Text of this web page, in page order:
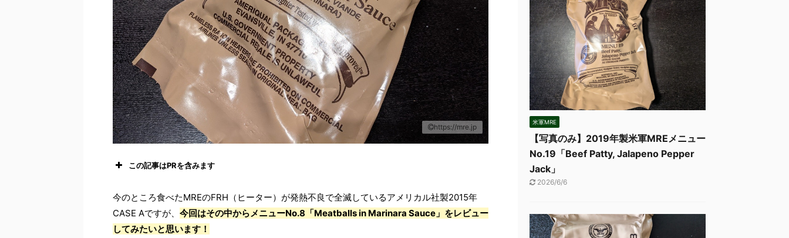
https://mre.jp
この記事はPRを含みます
今のところ食べたMREのFRH（ヒーター）が発熱不良で全滅しているアメリカル社製2015年
CASE Aですが、 今回はその中からメニューNo.8「Meatballs in Marinara Sauce」をレビュー
してみたいと思います！
米軍MRE
【写真のみ】2019年製米軍MREメニュー
No.19「Beef Patty, Jalapeno Pepper
Jack」
2026/6/6